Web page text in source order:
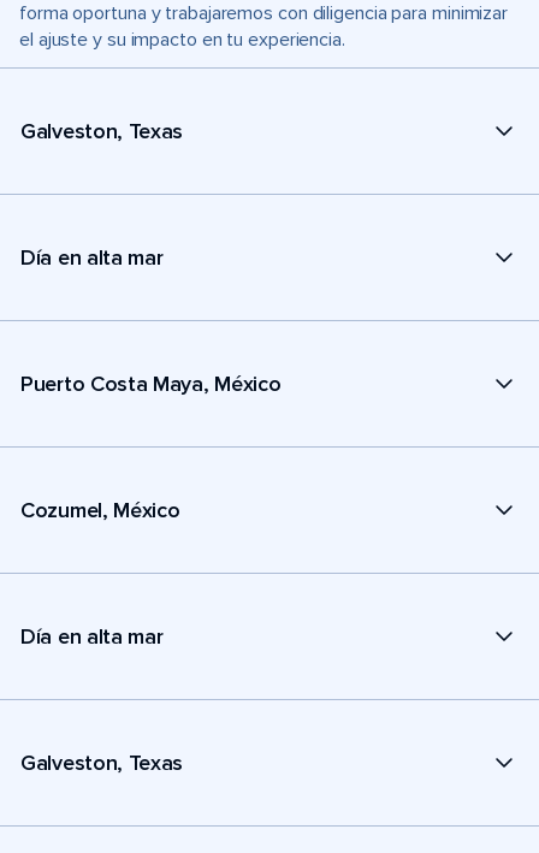
forma oportuna y trabajaremos con diligencia para minimizar
el ajuste y su impacto en tu experiencia.
Galveston, Texas
Día en alta mar
Puerto Costa Maya, México
Cozumel, México
Día en alta mar
Galveston, Texas